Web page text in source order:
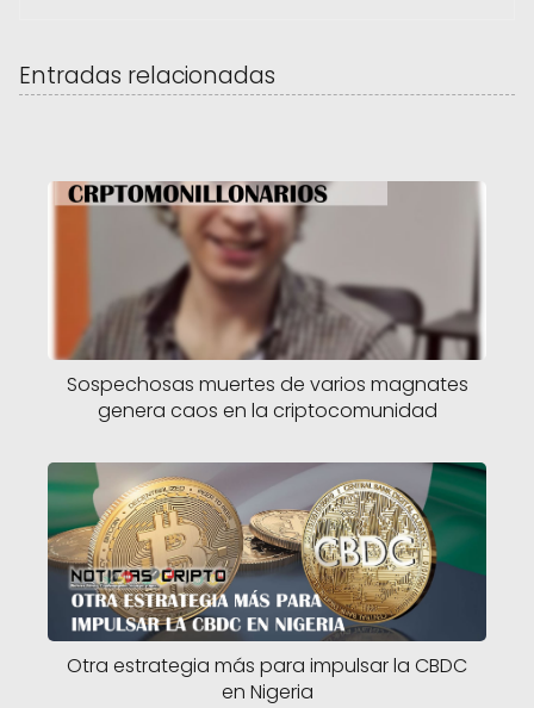
Entradas relacionadas
Sospechosas muertes de varios magnates
genera caos en la criptocomunidad
Otra estrategia más para impulsar la CBDC
en Nigeria